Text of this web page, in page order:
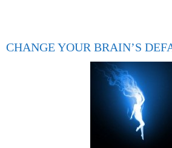
CHANGE YOUR BRAIN’S